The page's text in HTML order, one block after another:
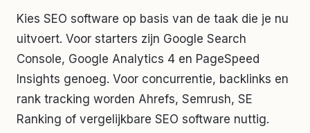
Kies SEO software op basis van de taak die je nu
uitvoert. Voor starters zijn Google Search
Console, Google Analytics 4 en PageSpeed
Insights genoeg. Voor concurrentie, backlinks en
rank tracking worden Ahrefs, Semrush, SE
Ranking of vergelijkbare SEO software nuttig.